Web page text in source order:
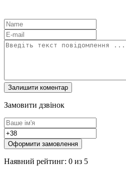
Замовити дзвінок
Оформити замовлення
Наявний рейтинг: 0 из 5